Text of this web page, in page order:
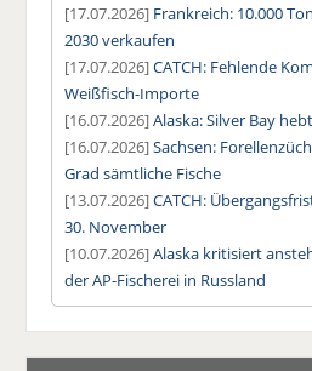
[17.07.2026] Frankreich: 10.000
2030 verkaufen
[17.07.2026]CATCH: Fehlende
Weißfisch-Importe
[16.07.2026]Alaska: Silver Bay
[16.07.2026]Sachsen:
Grad sämtliche Fische
[13.07.2026]CATCH:
30. November
[10.07.2026]Alaska kritisiert
der AP-Fischerei in Russland